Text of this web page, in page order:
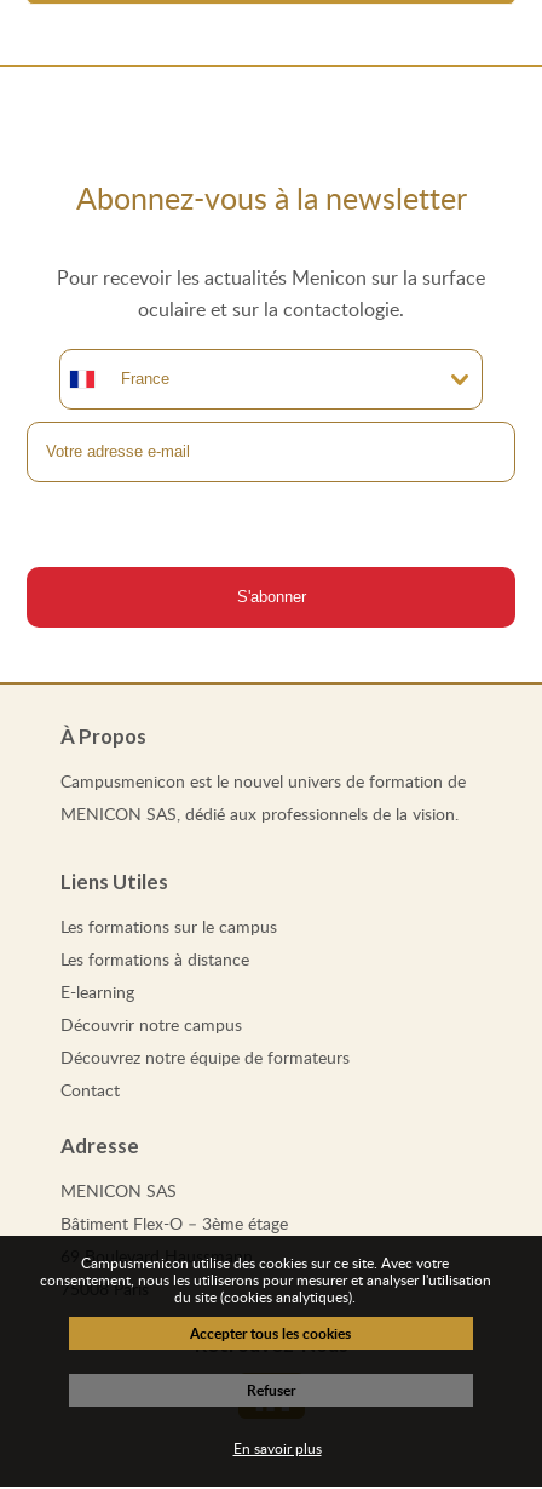
Abonnez-vous à la newsletter
Pour recevoir les actualités Menicon sur la surface
oculaire et sur la contactologie.
À Propos
Campusmenicon est le nouvel univers de formation de
MENICON SAS, dédié aux professionnels de la vision.
Liens Utiles
Les formations sur le campus
Les formations à distance
E-learning
Découvrir notre campus
Découvrez notre équipe de formateurs
Contact
Adresse
MENICON SAS
Bâtiment Flex-O – 3ème étage
69 Boulevard Haussmann
75008 Paris
Retrouvez-Nous
Campusmenicon utilise des cookies sur ce site. Avec votre
consentement, nous les utiliserons pour mesurer et analyser l'utilisation
du site (cookies analytiques).
En savoir plus